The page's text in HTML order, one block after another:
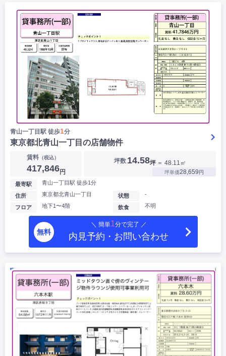
青山一丁目駅 徒歩1分
東京都北青山一丁目の店舗物件
賃料（税込）
417,846円
坪数 14.58坪 ＝ 48.11㎡
坪単価28,659円
最寄駅 青山一丁目駅 徒歩1分
住所 東京都北青山一丁目
フロア 地下1〜4階
状態 -
飲食 不明
無料
＼ 簡単1分で完了 ／
内見予約・お問い合わせ